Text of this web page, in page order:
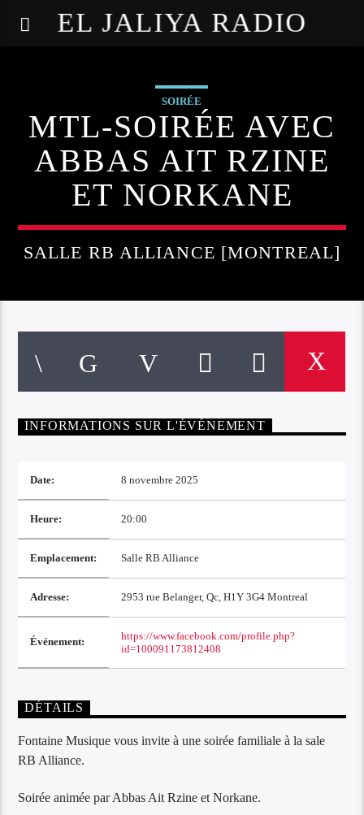
EL JALIYA RADIO
SOIRÉE
MTL-SOIRÉE AVEC
ABBAS AIT RZINE
ET NORKANE
SALLE RB ALLIANCE [MONTREAL]
INFORMATIONS SUR L'ÉVÉNEMENT
Date: 8 novembre 2025
Heure: 20:00
Emplacement: Salle RB Alliance
Adresse: 2953 rue Belanger, Qc, H1Y 3G4 Montreal
Événement:
https://www.facebook.com/profile.php?
id=100091173812408
DÉTAILS
Fontaine Musique vous invite à une soirée familiale à la sale
RB Alliance.
Soirée animée par Abbas Ait Rzine et Norkane.